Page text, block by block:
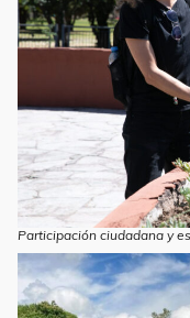
Participación ciudadana y